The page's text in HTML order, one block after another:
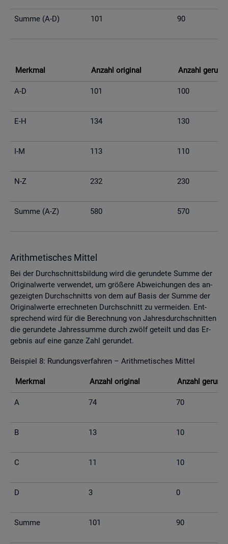
Summe (A-D) 101 90
Merk­mal An­zahl ori­gi­nal An­zahl
A-D 101 100
E-H 134 130
I-M 113 110
N-Z 232 230
Summe (A-Z) 580 570
Arith­me­ti­sches Mit­tel
Bei der Durch­schnitts­bil­dung wird die ge­run­de­te Summe der
Ori­gi­nal­wer­te ver­wen­det, um grö­ße­re Ab­wei­chun­gen des an­
ge­zeig­ten Durch­schnitts von dem auf Basis der Summe der
Ori­gi­nal­wer­te er­rech­ne­ten Durch­schnitt zu ver­mei­den. Ent­
spre­chend wird für die Be­rech­nung von Jah­res­durch­schnit­ten
die ge­run­de­te Jah­res­sum­me durch zwölf ge­teilt und das Er­
geb­nis auf eine ganze Zahl ge­run­det.
Bei­spiel 8: Run­dungs­ver­fah­ren – Arith­me­ti­sches Mit­tel
Merk­mal An­zahl ori­gi­nal An­zahl
A 74 70
B 13 10
C 11 10
D 3 0
Summe 101 90